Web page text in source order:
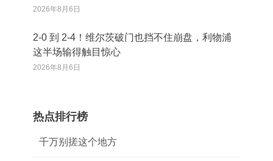
2026年8月6日
2‑0 到 2‑4！维尔茨破门也挡不住崩盘，利物浦
这半场输得触目惊心
2026年8月6日
热点排行榜
千万别搓这个地方